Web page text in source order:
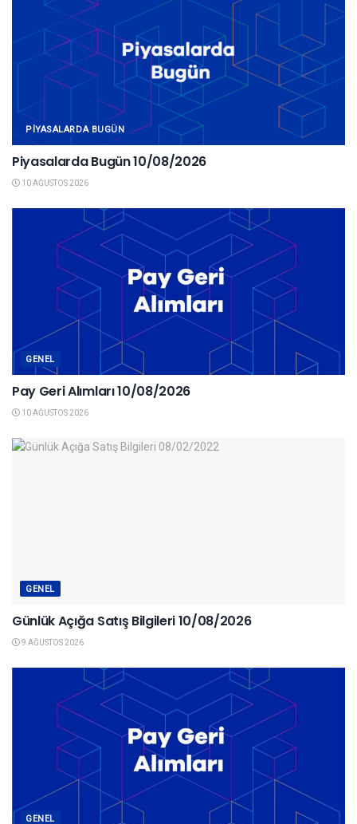
PIYASALARDA BUGÜN
Piyasalarda Bugün 10/08/2026
10 AĞUSTOS 2026
GENEL
Pay Geri Alımları 10/08/2026
10 AĞUSTOS 2026
GENEL
Günlük Açığa Satış Bilgileri 10/08/2026
9 AĞUSTOS 2026
GENEL